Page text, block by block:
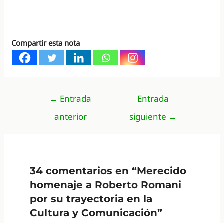
Compartir esta nota
Navegación
entradas
← Entrada
anterior
Entrada
siguiente →
34 comentarios en “Merecido
homenaje a Roberto Romani
por su trayectoria en la
Cultura y Comunicación”